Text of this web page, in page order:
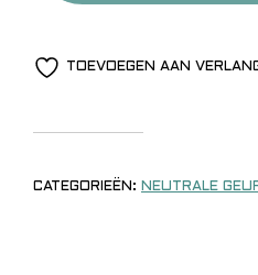
TOEVOEGEN AAN
CATEGORIEËN: NEUTRALE